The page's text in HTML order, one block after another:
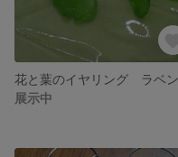
展示中